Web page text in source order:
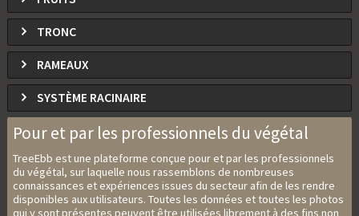
TRONC
RAMEAUX
SYSTÈME RACINAIRE
Pour et par les professionnels du végétal
TreeEbb est une plateforme conçue pour et par les professionnels
du végétal, sur laquelle nous rassemblons de nombreuses
connaissances et expériences issues du secteur afin de les rendre
disponibles aux utilisateurs. Toutes les données et toutes les photos
qui y sont présentes peuvent être utilisées librement à des fins non